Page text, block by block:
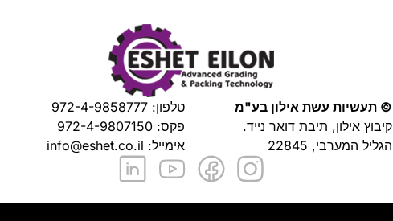
© תעשיות עשת אילון בע"מ
קיבוץ אילון, תיבת דואר נייד.
הגליל המערבי, 22845
טלפון: 972-4-9858777
פקס: 972-4-9807150
אימייל: info@eshet.co.il